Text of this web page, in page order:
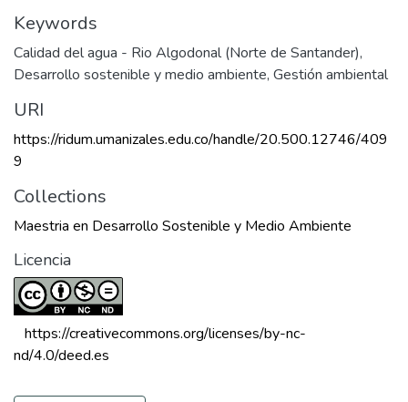
Keywords
Calidad del agua - Rio Algodonal (Norte de Santander),
Desarrollo sostenible y medio ambiente, Gestión ambiental
URI
https://ridum.umanizales.edu.co/handle/20.500.12746/409
9
Collections
Maestria en Desarrollo Sostenible y Medio Ambiente
Licencia
https://creativecommons.org/licenses/by-nc-
nd/4.0/deed.es